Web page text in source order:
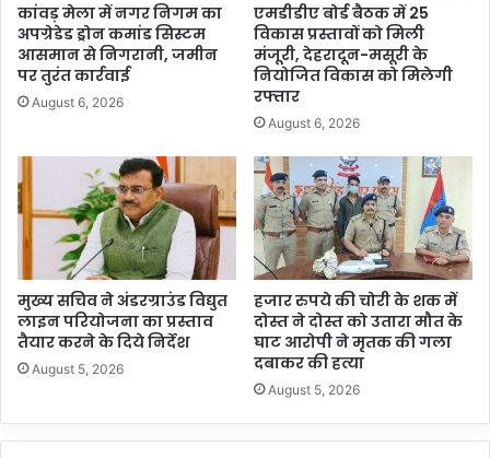
कांवड़ मेला में नगर निगम का
अपग्रेडेड ड्रोन कमांड सिस्टम
आसमान से निगरानी, जमीन
पर तुरंत कार्रवाई
August 6, 2026
एमडीडीए बोर्ड बैठक में 25
विकास प्रस्तावों को मिली
मंजूरी, देहरादून-मसूरी के
नियोजित विकास को मिलेगी
रफ्तार
August 6, 2026
मुख्य सचिव ने अंडरग्राउंड विद्युत
लाइन परियोजना का प्रस्ताव
तैयार करने के दिये निर्देश
August 5, 2026
हजार रुपये की चोरी के शक में
दोस्त ने दोस्त को उतारा मौत के
घाट आरोपी ने मृतक की गला
दबाकर की हत्या
August 5, 2026